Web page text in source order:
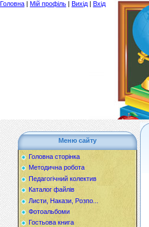
Головна | Мій профіль | Вихід | Вхід
Меню сайту
Головна сторінка
Методична робота
Педагогічний колектив
Каталог файлів
Листи, Накази, Розпо...
Фотоальбоми
Гостьова книга